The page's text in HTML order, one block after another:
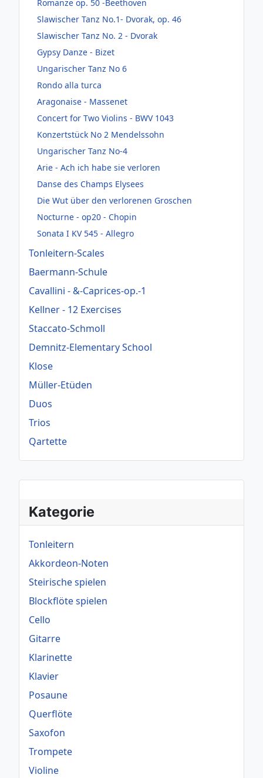
Kategorie
Tonleitern
Akkordeon-Noten
Steirische spielen
Blockflöte spielen
Cello
Gitarre
Klarinette
Klavier
Posaune
Querflöte
Saxofon
Trompete
Violine
Romanze op. 50 -Beethoven
Slawischer Tanz No.1- Dvorak, op. 46
Slawischer Tanz No. 2 - Dvorak
Gypsy Danze - Bizet
Ungarischer Tanz No 6
Rondo alla turca
Aragonaise - Massenet
Concert for Two Violins - BWV 1043
Konzertstück No 2 Mendelssohn
Ungarischer Tanz No-4
Arie - Ach ich habe sie verloren
Danse des Champs Elysees
Die Wut über den verlorenen Groschen
Nocturne - op20 - Chopin
Sonata I KV 545 - Allegro
Tonleitern-Scales
Baermann-Schule
Cavallini - &-Caprices-op.-1
Kellner - 12 Exercises
Staccato-Schmoll
Demnitz-Elementary School
Klose
Müller-Etüden
Duos
Trios
Qartette